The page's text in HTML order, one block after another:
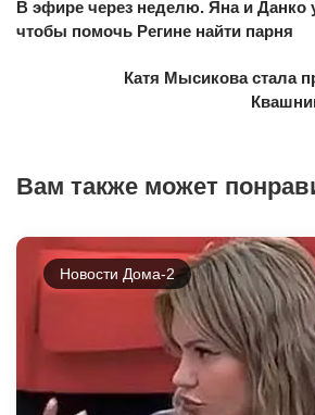
В эфире через неделю. Яна и Данко
чтобы помочь Регине найти парня
Катя Мысикова стала
Вам также может
Новости Дома-2